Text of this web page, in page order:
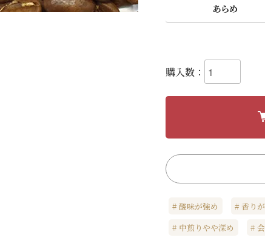
あらめ
購入数：
酸味が強め
香り
中煎りやや深め